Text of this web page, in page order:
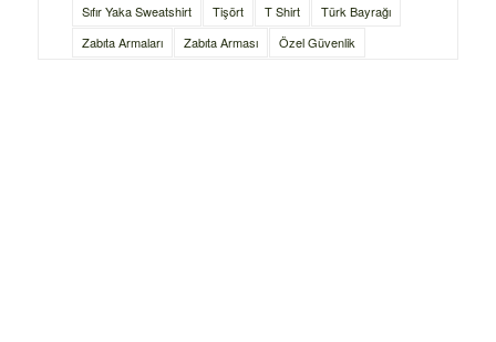
Sıfır Yaka Sweatshirt
Tişört T Shirt
Türk Bayrağı
Zabıta Armaları
Zabıta Arması Özel Güvenlik